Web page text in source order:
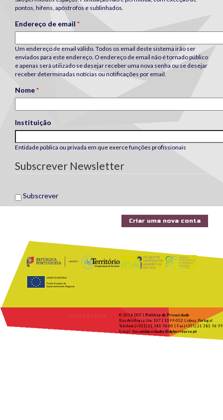
pontos, hifens, apóstrofos e sublinhados.
Endereço de email *
Um endereço de email válido. Todos os email deste sistema irão ser
enviados para este endereço. O endereço de email não é tornado público
e apenas será utilizado se desejar receber uma nova senha ou se desejar
receber determinadas notícias ou notificações por email.
Nome*
Instituição
Entidade pública ou privada em que exerce funções profissionais
Subscrever Newsletter
Subscrever
© 2016 DGT | Política de Privacidade
Rua Artilharia Um, 107 | 1099-052 Lisboa, Portugal
Telefone (+351) 21 381 96 00 | Fax (+351) 21 381 96 99
E-mail: forumdascidades@dgterritorio.pt